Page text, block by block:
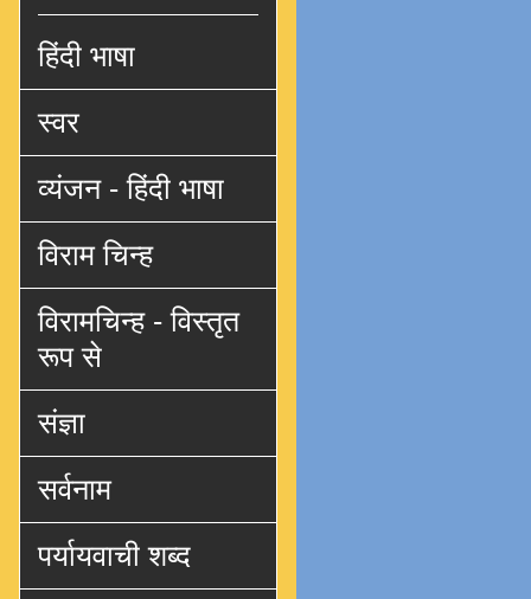
हिंदी भाषा
स्वर
व्यंजन - हिंदी भाषा
विराम चिन्ह
विरामचिन्ह - विस्तृत
रूप से
संज्ञा
सर्वनाम
पर्यायवाची शब्द